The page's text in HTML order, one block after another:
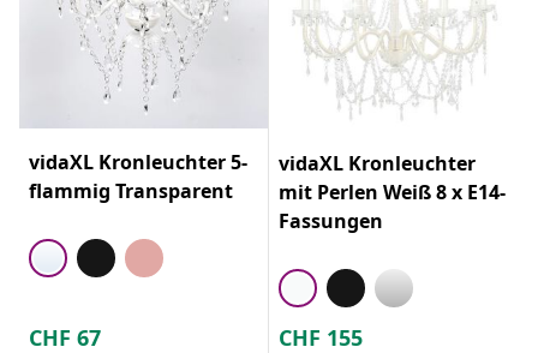
vidaXL Kronleuchter 5-
flammig Transparent
CHF 67
vidaXL Kronleuchter
mit Perlen Weiß 8 x E14-
Fassungen
CHF 155